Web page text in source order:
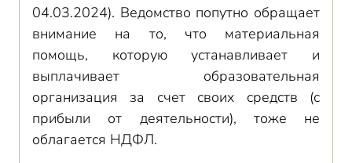
04.03.2024). Ведомство попутно обращает
внимание на то, что материальная
помощь, которую устанавливает и
выплачивает образовательная
организация за счет своих средств (с
прибыли от деятельности), тоже не
облагается НДФЛ.